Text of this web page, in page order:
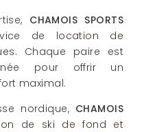
CHAMOIS SPORTS
de location de
. Chaque paire est
pour offrir un
maximal.
nordique, CHAMOIS
de ski de fond et